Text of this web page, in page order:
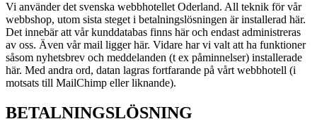
Vi använder det svenska webbhotellet Oderland. All teknik för vår
webbshop, utom sista steget i betalningslösningen är installerad här.
Det innebär att vår kunddatabas finns här och endast administreras
av oss. Även vår mail ligger här. Vidare har vi valt att ha funktioner
såsom nyhetsbrev och meddelanden (t ex påminnelser) installerade
här. Med andra ord, datan lagras fortfarande på vårt webbhotell (i
motsats till MailChimp eller liknande).
BETALNINGSLÖSNING